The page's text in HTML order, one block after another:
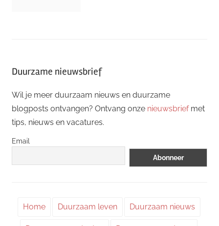
Duurzame nieuwsbrief
Wil je meer duurzaam nieuws en duurzame
blogposts ontvangen? Ontvang onze nieuwsbriefmet
tips, nieuws en vacatures.
Email
Home Duurzaam leven Duurzaam nieuws